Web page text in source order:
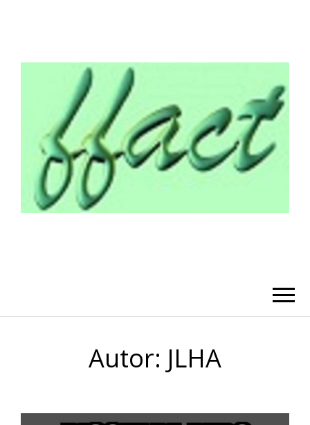
Autor: JLHA